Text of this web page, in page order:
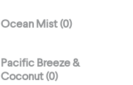
Ocean Mist (0)
Pacific Breeze &
Coconut (0)